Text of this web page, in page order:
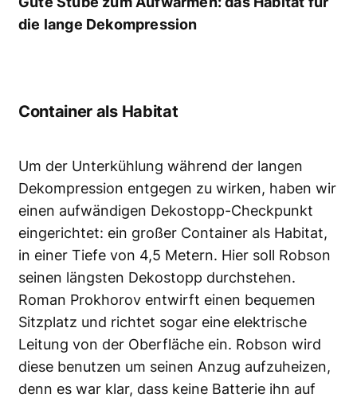
die lange Dekompression
Container als Habitat
Um der Unterkühlung während der langen
Dekompression entgegen zu wirken, haben wir
einen aufwändigen Dekostopp-Checkpunkt
eingerichtet: ein großer Container als Habitat,
in einer Tiefe von 4,5 Metern. Hier soll Robson
seinen längsten Dekostopp durchstehen.
Roman Prokhorov entwirft einen bequemen
Sitzplatz und richtet sogar eine elektrische
Leitung von der Oberfläche ein. Robson wird
diese benutzen um seinen Anzug aufzuheizen,
denn es war klar, dass keine Batterie ihn auf